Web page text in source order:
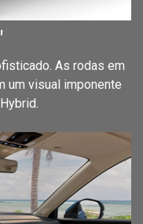
As rodas em
um visual imponente